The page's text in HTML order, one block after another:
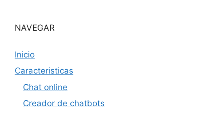
NAVEGAR
Inicio
Caracteristicas
Chat online
Creador de chatbots